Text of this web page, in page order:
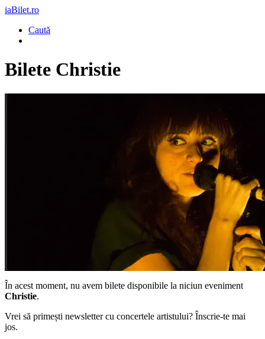
iaBilet.ro
Caută
Bilete Christie
În acest moment, nu avem bilete disponibile la niciun eveniment
Christie.
Vrei să primești newsletter cu concertele artistului? Înscrie-te mai
jos.